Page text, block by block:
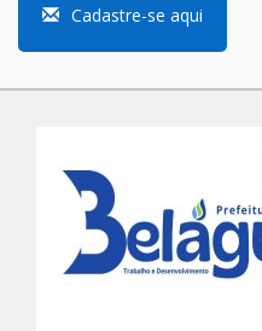
Cadastre-se aqui